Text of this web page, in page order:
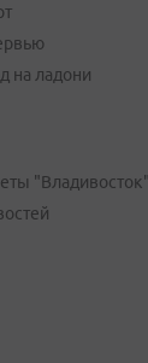
на ладони
"Владивосток"